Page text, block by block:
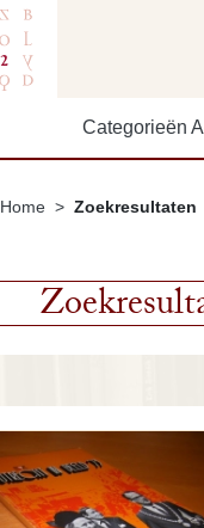
Categorieën
Home Zoekresultaten